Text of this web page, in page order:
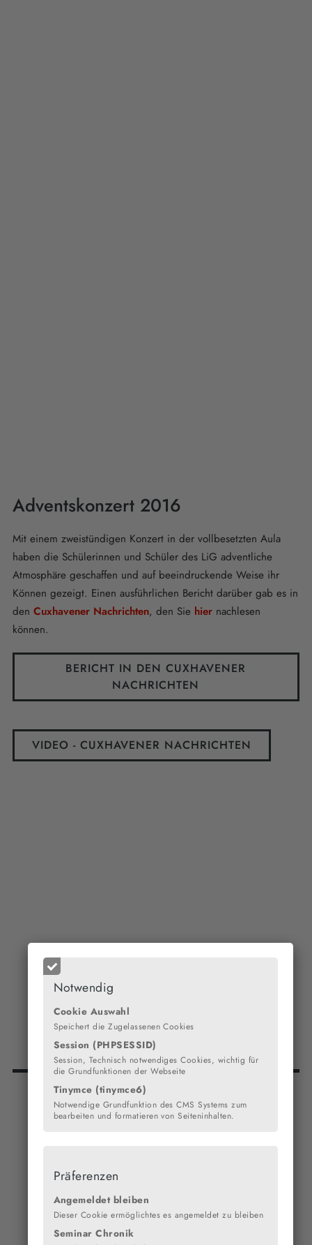
Notwendig
Cookie Auswahl
Speichert die Zugelassenen Cookies
Session (PHPSESSID)
Session, Technisch notwendiges Cookies, wichtig für
die Grundfunktionen der Webseite
Tinymce (tinymce6)
Notwendige Grundfunktion des CMS Systems zum
bearbeiten und formatieren von Seiteninhalten.
Präferenzen
Angemeldet bleiben
Dieser Cookie ermöglichtes es angemeldet zu bleiben
Seminar Chronik
Adventskonzert 2016
Mit einem zweistündigen Konzert in der vollbesetzten Aula
haben die Schülerinnen und Schüler des LiG adventliche
Atmosphäre geschaffen und auf beeindruckende Weise ihr
Können gezeigt. Einen ausführlichen Bericht darüber gab es in
den Cuxhavener Nachrichten, den Sie hier nachlesen
können.
BERICHT IN DEN CUXHAVENER
NACHRICHTEN
VIDEO - CUXHAVENER NACHRICHTEN